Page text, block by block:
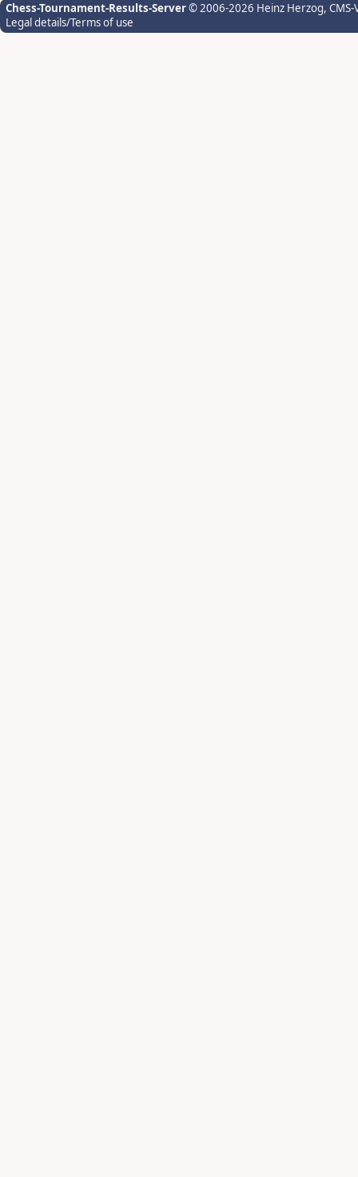
Chess-Tournament-Results-Server© 2006-2026 Heinz Herzog,
Legal details/Terms of use